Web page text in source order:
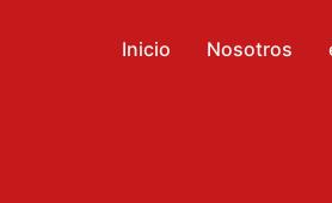
Inicio Nosotros